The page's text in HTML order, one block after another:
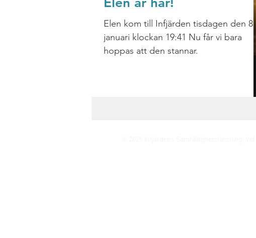
Elen kom till Infjärden tisdagen den 8
januari klockan 19:41 Nu får vi bara
hoppas att den stannar.